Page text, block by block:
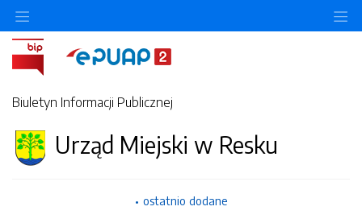
Biuletyn Informacji Publicznej
Urząd Miejski w Resku
ostatnio dodane